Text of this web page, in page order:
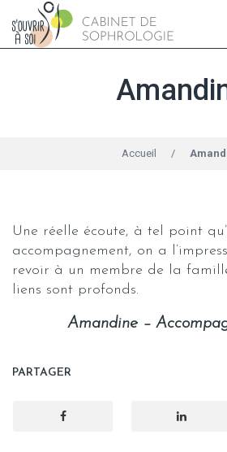
Accueil /
Une réelle écoute, à tel point
accompagnement, on a
revoir à un membre de la
liens sont profonds.
Amandine –
PARTAGER